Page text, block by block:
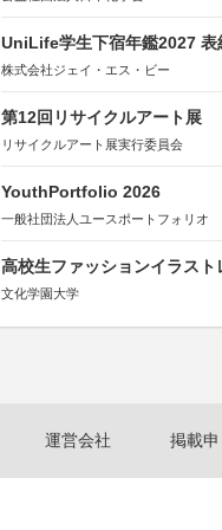
UniLife学生下宿年鑑2027 表
株式会社ジェイ・エス・ビー
第12回リサイクルアート展
リサイクルアート展実行委員会
YouthPortfolio 2026
一般社団法人ユースポートフォリオ
高校生ファッションイラスト
文化学園大学
運営会社 掲載